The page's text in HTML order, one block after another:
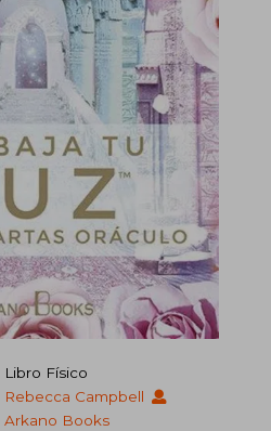
Libro Físico
Rebecca Campbell
Arkano Books